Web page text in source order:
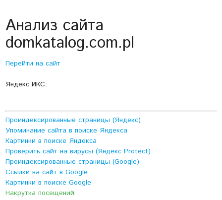
Анализ сайта
domkatalog.com.pl
Перейти на сайт
Яндекс ИКС:
Проиндексированные страницы (Яндекс)
Упоминание сайта в поиске Яндекса
Картинки в поиске Яндекса
Проверить сайт на вирусы (Яндекс Protect)
Проиндексированные страницы (Google)
Ссылки на сайт в Google
Картинки в поиске Google
Накрутка посещений